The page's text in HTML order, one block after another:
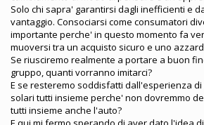
Solo chi sapra' garantirsi dagli inefficienti e
vantaggio. Consociarsi come consumatori
importante perche' in questo momento fa
muoversi tra un acquisto sicuro e uno
Se riusciremo realmente a portare a buon
gruppo, quanti vorranno imitarci?
E se resteremo soddisfatti dall'esperienza
solari tutti insieme perche' non dovremmo
tutti insieme anche l'auto?